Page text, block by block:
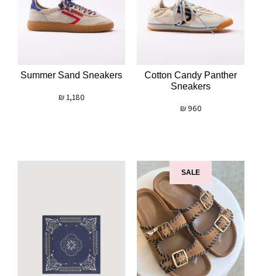
Cotton Candy Panther
Sneakers
960
₪
Summer Sand Sneakers
1,180
₪
SALE